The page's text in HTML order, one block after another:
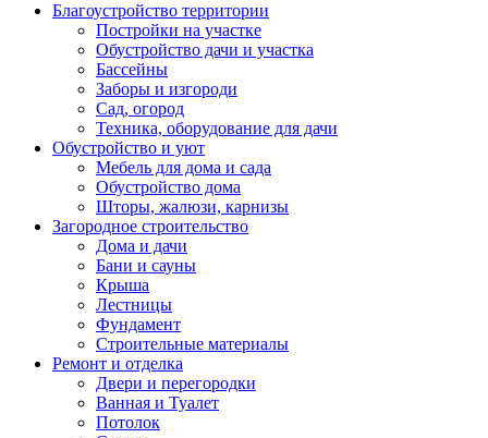
Благоустройство территории
Постройки на участке
Обустройство дачи и участка
Бассейны
Заборы и изгороди
Сад, огород
Техника, оборудование для дачи
Обустройство и уют
Мебель для дома и сада
Обустройство дома
Шторы, жалюзи, карнизы
Загородное строительство
Дома и дачи
Бани и сауны
Крыша
Лестницы
Фундамент
Строительные материалы
Ремонт и отделка
Двери и перегородки
Ванная и Туалет
Потолок